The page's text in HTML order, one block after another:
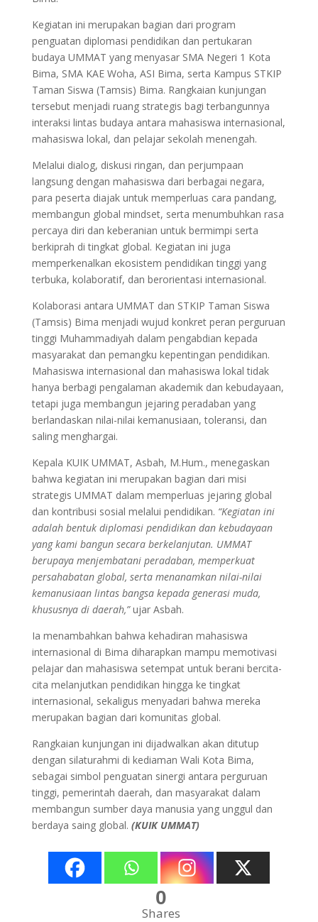
Kegiatan ini merupakan bagian dari program
penguatan diplomasi pendidikan dan pertukaran
budaya UMMAT yang menyasar SMA Negeri 1 Kota
Bima, SMA KAE Woha, ASI Bima, serta Kampus STKIP
Taman Siswa (Tamsis) Bima. Rangkaian kunjungan
tersebut menjadi ruang strategis bagi terbangunnya
interaksi lintas budaya antara mahasiswa internasional,
mahasiswa lokal, dan pelajar sekolah menengah.
Melalui dialog, diskusi ringan, dan perjumpaan
langsung dengan mahasiswa dari berbagai negara,
para peserta diajak untuk memperluas cara pandang,
membangun global mindset, serta menumbuhkan rasa
percaya diri dan keberanian untuk bermimpi serta
berkiprah di tingkat global. Kegiatan ini juga
memperkenalkan ekosistem pendidikan tinggi yang
terbuka, kolaboratif, dan berorientasi internasional.
Kolaborasi antara UMMAT dan STKIP Taman Siswa
(Tamsis) Bima menjadi wujud konkret peran perguruan
tinggi Muhammadiyah dalam pengabdian kepada
masyarakat dan pemangku kepentingan pendidikan.
Mahasiswa internasional dan mahasiswa lokal tidak
hanya berbagi pengalaman akademik dan kebudayaan,
tetapi juga membangun jejaring peradaban yang
berlandaskan nilai-nilai kemanusiaan, toleransi, dan
saling menghargai.
Kepala KUIK UMMAT, Asbah, M.Hum., menegaskan
bahwa kegiatan ini merupakan bagian dari misi
strategis UMMAT dalam memperluas jejaring global
dan kontribusi sosial melalui pendidikan. “Kegiatan ini
adalah bentuk diplomasi pendidikan dan kebudayaan
yang kami bangun secara berkelanjutan. UMMAT
berupaya menjembatani peradaban, memperkuat
persahabatan global, serta menanamkan nilai-nilai
kemanusiaan lintas bangsa kepada generasi muda,
khususnya di daerah,”ujar Asbah.
Ia menambahkan bahwa kehadiran mahasiswa
internasional di Bima diharapkan mampu memotivasi
pelajar dan mahasiswa setempat untuk berani bercita-
cita melanjutkan pendidikan hingga ke tingkat
internasional, sekaligus menyadari bahwa mereka
merupakan bagian dari komunitas global.
Rangkaian kunjungan ini dijadwalkan akan ditutup
dengan silaturahmi di kediaman Wali Kota Bima,
sebagai simbol penguatan sinergi antara perguruan
tinggi, pemerintah daerah, dan masyarakat dalam
membangun sumber daya manusia yang unggul dan
berdaya saing global. (KUIK UMMAT)
0
Shares